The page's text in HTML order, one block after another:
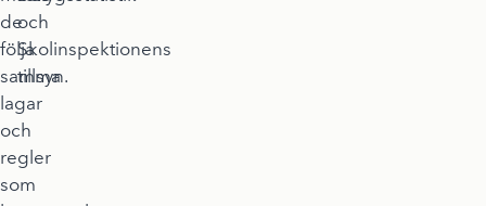
de
följa
samma
lagar
och
regler
som
och
Skolinspektionens
tillsyn.